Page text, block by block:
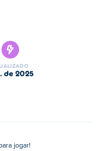
certos, crie uma mistura
com caldas e confeitos!
gelada?
interagir.
Deliciosos?
de 2025
jogar!